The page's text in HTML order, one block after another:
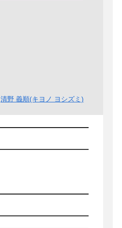
清野 義順(キヨノ ヨシズミ)